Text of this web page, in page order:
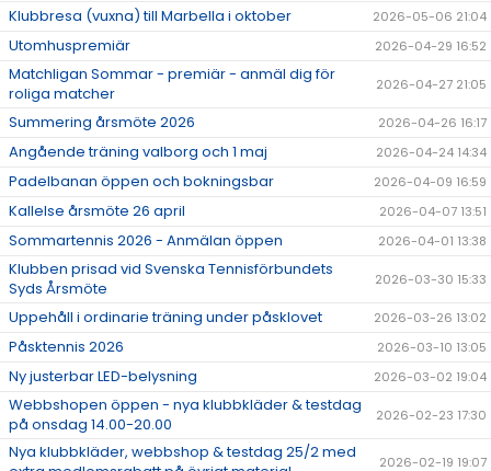
Klubbresa (vuxna) till Marbella i oktober 2026-05-06 21:04
Utomhuspremiär 2026-04-29 16:52
Matchligan Sommar - premiär - anmäl dig för
roliga matcher
2026-04-27 21:05
Summering årsmöte 2026 2026-04-26 16:17
Angående träning valborg och 1 maj 2026-04-24 14:34
Padelbanan öppen och bokningsbar 2026-04-09 16:59
Kallelse årsmöte 26 april 2026-04-07 13:51
Sommartennis 2026 - Anmälan öppen 2026-04-01 13:38
Klubben prisad vid Svenska Tennisförbundets
Syds Årsmöte
2026-03-30 15:33
Uppehåll i ordinarie träning under påsklovet 2026-03-26 13:02
Påsktennis 2026 2026-03-10 13:05
Ny justerbar LED-belysning 2026-03-02 19:04
Webbshopen öppen - nya klubbkläder & testdag
på onsdag 14.00-20.00
2026-02-23 17:30
Nya klubbkläder, webbshop & testdag 25/2 med
2026-02-19 19:07